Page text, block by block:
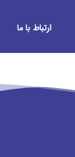
ارتباط با ما